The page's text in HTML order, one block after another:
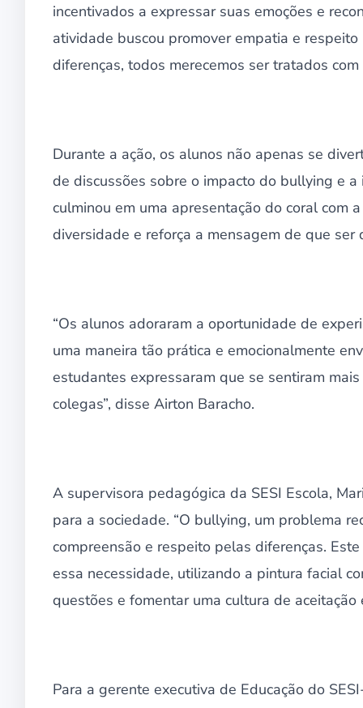
incentivados a expressar suas emoções e
atividade buscou promover empatia e
diferenças, todos merecemos ser tratados
Durante a ação, os alunos não apenas se
de discussões sobre o impacto do bullying e
culminou em uma apresentação do coral com
diversidade e reforça a mensagem de que
“Os alunos adoraram a oportunidade de
uma maneira tão prática e emocionalmente
estudantes expressaram que se sentiram
colegas”, disse Airton Baracho.
A supervisora pedagógica da SESI Escola,
para a sociedade. “O bullying, um problema
compreensão e respeito pelas diferenças.
essa necessidade, utilizando a pintura facial
questões e fomentar uma cultura de aceitação
Para a gerente executiva de Educação do